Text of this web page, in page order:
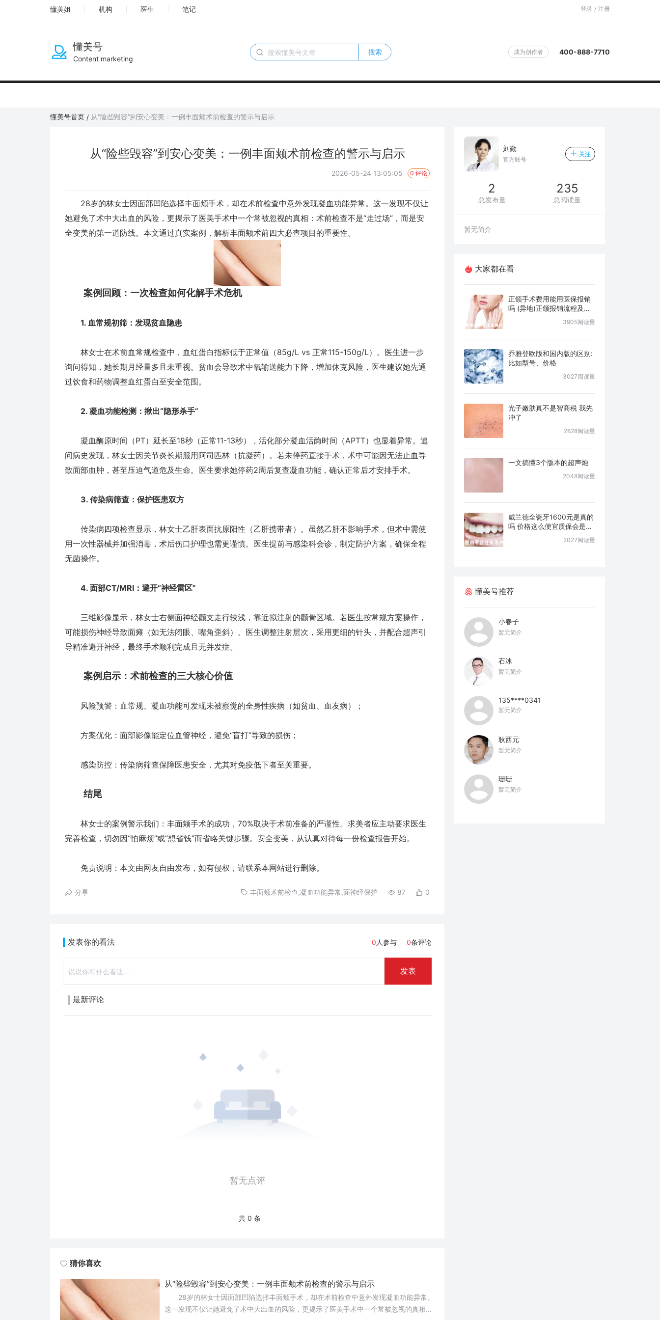
懂美姐 机构 医生 笔记 登录 / 注册
懂美号
Content marketing
搜索 成为创作者 400-888-7710
懂美号首页 / 从“险些毁容”到安心变美：一例丰面颊术前检查的警示与启示
从“险些毁容”到安心变美：一例丰面颊术前检查的警示与启示
2026-05-24 13:05:05 0 评论
28岁的林女士因面部凹陷选择丰面颊手术，却在术前检查中意外发现凝血功能异常。这一发现不仅让
她避免了术中大出血的风险，更揭示了医美手术中一个常被忽视的真相：术前检查不是“走过场”，而是安
全变美的第一道防线。本文通过真实案例，解析丰面颊术前四大必查项目的重要性。
案例回顾：一次检查如何化解手术危机
1. 血常规初筛：发现贫血隐患
林女士在术前血常规检查中，血红蛋白指标低于正常值（85g/L vs 正常115-150g/L）。医生进一步
询问得知，她长期月经量多且未重视。贫血会导致术中氧输送能力下降，增加休克风险，医生建议她先通
过饮食和药物调整血红蛋白至安全范围。
2. 凝血功能检测：揪出“隐形杀手”
凝血酶原时间（PT）延长至18秒（正常11-13秒），活化部分凝血活酶时间（APTT）也显着异常。追
问病史发现，林女士因关节炎长期服用阿司匹林（抗凝药）。若未停药直接手术，术中可能因无法止血导
致面部血肿，甚至压迫气道危及生命。医生要求她停药2周后复查凝血功能，确认正常后才安排手术。
3. 传染病筛查：保护医患双方
传染病四项检查显示，林女士乙肝表面抗原阳性（乙肝携带者）。虽然乙肝不影响手术，但术中需使
用一次性器械并加强消毒，术后伤口护理也需更谨慎。医生提前与感染科会诊，制定防护方案，确保全程
无菌操作。
4. 面部CT/MRI：避开“神经雷区”
三维影像显示，林女士右侧面神经颧支走行较浅，靠近拟注射的颧骨区域。若医生按常规方案操作，
可能损伤神经导致面瘫（如无法闭眼、嘴角歪斜）。医生调整注射层次，采用更细的针头，并配合超声引
导精准避开神经，最终手术顺利完成且无并发症。
案例启示：术前检查的三大核心价值
风险预警：血常规、凝血功能可发现未被察觉的全身性疾病（如贫血、血友病）；
方案优化：面部影像能定位血管神经，避免“盲打”导致的损伤；
感染防控：传染病筛查保障医患安全，尤其对免疫低下者至关重要。
结尾
林女士的案例警示我们：丰面颊手术的成功，70%取决于术前准备的严谨性。求美者应主动要求医生
完善检查，切勿因“怕麻烦”或“想省钱”而省略关键步骤。安全变美，从认真对待每一份检查报告开始。
免责说明：本文由网友自由发布，如有侵权，请联系本网站进行删除。
分享 丰面颊术前检查,凝血功能异常,面神经保护 87 0
发表你的看法 0 人参与 0条评论
发表
最新评论
暂无点评
共 0 条
猜你喜欢
从“险些毁容”到安心变美：一例丰面颊术前检查的警示与启示
28岁的林女士因面部凹陷选择丰面颊手术，却在术前检查中意外发现凝血功能异常。
这一发现不仅让她避免了术中大出血的风险，更揭示了医美手术中一个常被忽视的真相：
刘勤
官方账号
关注
2
总发布量
235
总阅读量
暂无简介
大家都在看
正颌手术费用能用医保报销
吗 (异地)正颌报销流程及条
3905阅读量
乔雅登欧版和国内版的区别:
比如型号、价格
3027阅读量
光子嫩肤真不是智商税 我先
冲了
2828阅读量
一文搞懂3个版本的超声炮
2048阅读量
威兰德全瓷牙1600元是真的
吗 价格这么便宜质保会是几
2027阅读量
懂美号推荐
小春子
暂无简介
石冰
暂无简介
135****0341
暂无简介
耿西元
暂无简介
珊珊
暂无简介